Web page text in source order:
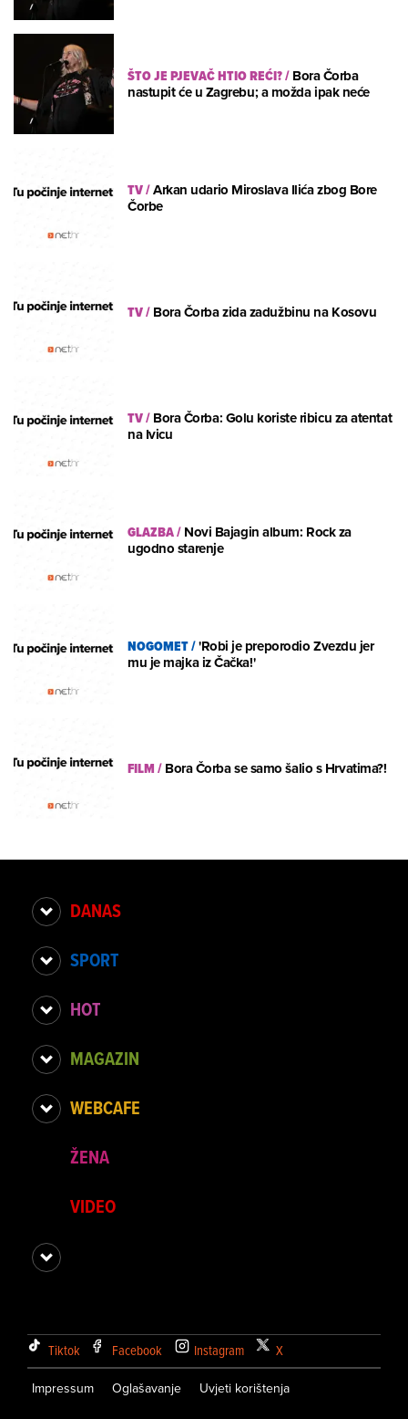
ŠTO JE PJEVAČ HTIO REĆI?/Bora Čorba
nastupit će u Zagrebu; a možda ipak neće
TV/Arkan udario Miroslava Ilića zbog Bore
Čorbe
TV/Bora Čorba zida zadužbinu na Kosovu
TV/Bora Čorba: Golu koriste ribicu za atentat
na Ivicu
GLAZBA/Novi Bajagin album: Rock za
ugodno starenje
NOGOMET/'Robi je preporodio Zvezdu jer
mu je majka iz Čačka!'
FILM/Bora Čorba se samo šalio s Hrvatima?!
DANAS
SPORT
HOT
MAGAZIN
WEBCAFE
ŽENA
VIDEO
Tiktok Facebook Instagram X
Impressum Oglašavanje Uvjeti korištenja